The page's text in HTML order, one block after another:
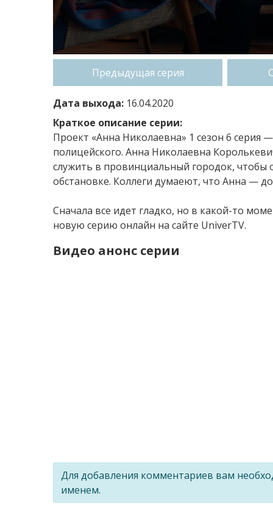
Предыдущая серия
Дата выхода: 16.04.2020
Краткое описание серии:
Проект «Анна Николаевна» 1 сезон 6 серия
полицейского. Анна Николаевна
служить в провинциальный городок, чтобы
обстановке. Коллеги думаеют, что Анна —
Сначала все идет гладко, но в какой-то
новую серию онлайн на сайте UniverTV.
Видео анонс серии
Для добавления комментариев вам
именем.